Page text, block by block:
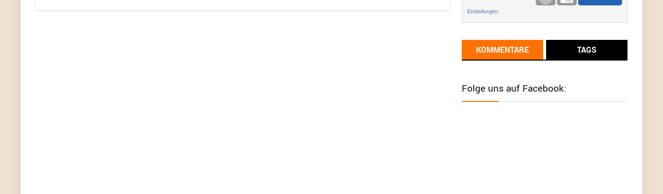
9/1/20226:17
Ich glaube du hast den Sinn eines
Schnäppchenblogs noch immer nicht
Günni 9/1/2022
meisten Deals sind Tagespreise!
Einstellungen
KOMMENTARE TAGS
Folge uns auf Facebook: